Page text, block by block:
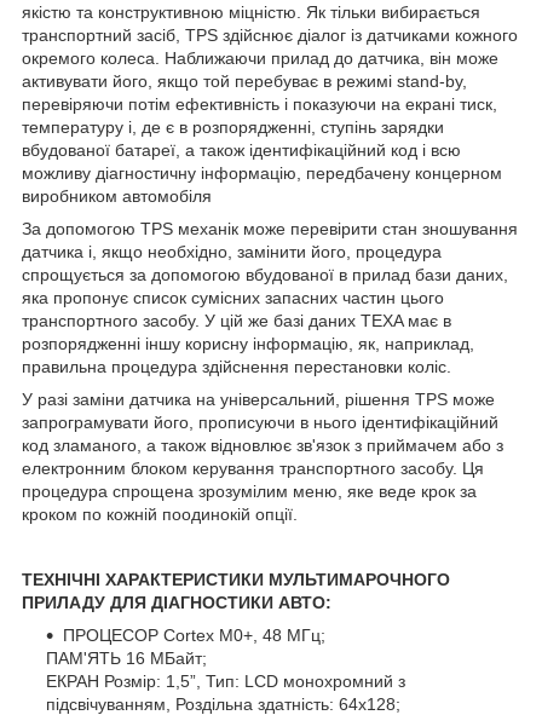
якістю та конструктивною міцністю. Як тільки вибирається
транспортний засіб, TPS здійснює діалог із датчиками кожного
окремого колеса. Наближаючи прилад до датчика, він може
активувати його, якщо той перебуває в режимі stand-by,
перевіряючи потім ефективність і показуючи на екрані тиск,
температуру і, де є в розпорядженні, ступінь зарядки
вбудованої батареї, а також ідентифікаційний код і всю
можливу діагностичну інформацію, передбачену концерном
виробником автомобіля
За допомогою TPS механік може перевірити стан зношування
датчика і, якщо необхідно, замінити його, процедура
спрощується за допомогою вбудованої в прилад бази даних,
яка пропонує список сумісних запасних частин цього
транспортного засобу. У цій же базі даних TEXA має в
розпорядженні іншу корисну інформацію, як, наприклад,
правильна процедура здійснення перестановки коліс.
У разі заміни датчика на універсальний, рішення TPS може
запрограмувати його, прописуючи в нього ідентифікаційний
код зламаного, а також відновлює зв'язок з приймачем або з
електронним блоком керування транспортного засобу. Ця
процедура спрощена зрозумілим меню, яке веде крок за
кроком по кожній поодинокій опції.
ТЕХНІЧНІ ХАРАКТЕРИСТИКИ МУЛЬТИМАРОЧНОГО
ПРИЛАДУ ДЛЯ ДІАГНОСТИКИ АВТО:
ПРОЦЕСОР Cortex M0+, 48 МГц;
ПАМ'ЯТЬ 16 МБайт;
ЕКРАН Розмір: 1,5”, Тип: LCD монохромний з
підсвічуванням, Роздільна здатність: 64x128;